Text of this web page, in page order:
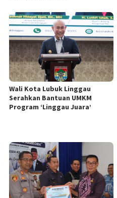
Wali Kota Lubuk Linggau
Serahkan Bantuan UMKM
Program ‘Linggau Juara’